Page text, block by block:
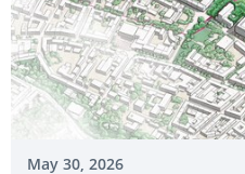
May 30, 2026